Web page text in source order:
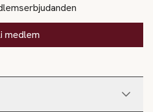
medlem